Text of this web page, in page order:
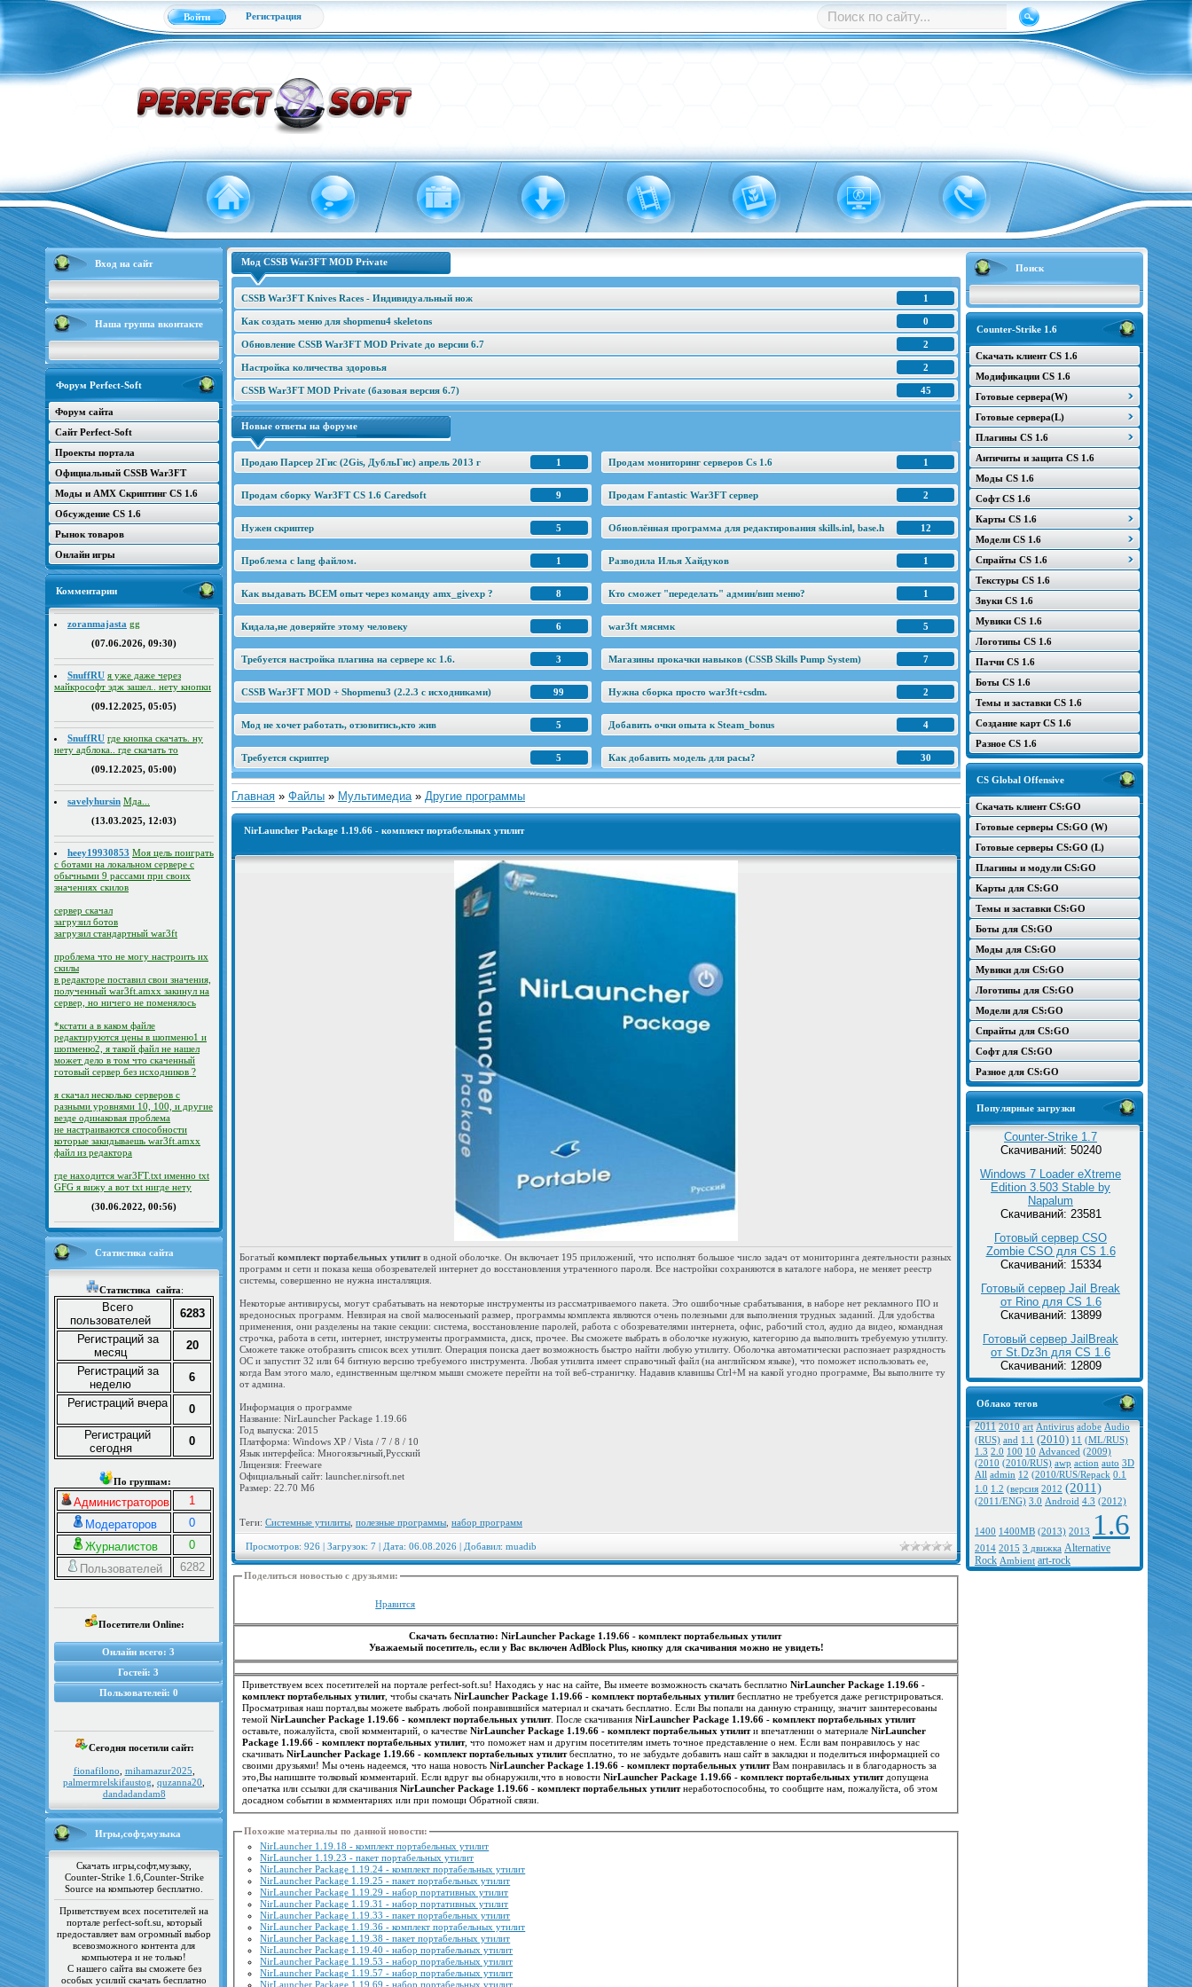
Войти Регистрация
Вход на сайт
Наша группа вконтакте
Форум Perfect-Soft
Форум сайта
Сайт Perfect-Soft
Проекты портала
Официальный CSSB War3FT
Моды и AMX Скриптинг CS 1.6
Обсуждение CS 1.6
Рынок товаров
Онлайн игры
Комментарии
zoranmajasta gg
(07.06.2026, 09:30)
SnuffRU я уже даже через
майкрософт эдж зашел.. нету кнопки
(09.12.2025, 05:05)
SnuffRU где кнопка скачать. ну
нету адблока.. где скачать то
(09.12.2025, 05:00)
savelyhursin Мда...
(13.03.2025, 12:03)
heey19930853 Моя цель поиграть
с ботами на локальном сервере с
обычными 9 рассами при своих
значениях скилов
сервер скачал
загрузил ботов
загрузил стандартный war3ft
проблема что не могу настроить их
скилы
в редакторе поставил свои значения,
полученный war3ft.amxx закинул на
сервер, но ничего не поменялось
*кстати а в каком файле
редактируются цены в шопменю1 и
шопменю2, я такой файл не нашел
может дело в том что скаченный
готовый сервер без исходников ?
я скачал несколько серверов с
разными уровнями 10, 100, и другие
везде одинаковая проблема
не настраиваются способности
которые закидываешь war3ft.amxx
файл из редактора
где находится war3FT.txt именно txt
GFG я вижу а вот txt нигде нету
(30.06.2022, 00:56)
Статистика сайта
Статистика сайта:
Всего
пользователей
6283
Регистраций за
месяц
20
Регистраций за
неделю
6
Регистраций вчера
0
Регистраций
сегодня
0
По группам:
Администраторов
1
Модераторов
0
Журналистов
0
Пользователей
6282
Посетители Online:
Онлайн всего: 3
Гостей: 3
Пользователей: 0
Сегодня посетили сайт:
fionafilono mihamazur2025
palmermrelskifaustog quzanna20
dandadandam8
Игры,софт,музыка
Скачать игры,софт,музыку,
Counter-Strike 1.6,Counter-Strike
Source на компьютер бесплатно.
Приветствуем всех посетителей на
портале perfect-soft.su, который
предоставляет вам огромный выбор
всевозможного контента для
компьютера и не только!
С нашего сайта вы сможете без
особых усилий скачать бесплатно
Поиск
Counter-Strike 1.6
Скачать клиент CS 1.6
Модификации CS 1.6
Готовые сервера(W)
Готовые сервера(L)
Плагины CS 1.6
Античиты и защита CS 1.6
Моды CS 1.6
Софт CS 1.6
Карты CS 1.6
Модели CS 1.6
Спрайты CS 1.6
Текстуры CS 1.6
Звуки CS 1.6
Мувики CS 1.6
Логотипы CS 1.6
Патчи CS 1.6
Боты CS 1.6
Темы и заставки CS 1.6
Создание карт CS 1.6
Разное CS 1.6
CS Global Offensive
Скачать клиент CS:GO
Готовые серверы CS:GO (W)
Готовые серверы CS:GO (L)
Плагины и модули CS:GO
Карты для CS:GO
Темы и заставки CS:GO
Боты для CS:GO
Моды для CS:GO
Мувики для CS:GO
Логотипы для CS:GO
Модели для CS:GO
Спрайты для CS:GO
Софт для CS:GO
Разное для CS:GO
Популярные загрузки
Counter-Strike 1.7
Скачиваний: 50240
Windows 7 Loader eXtreme
Edition 3.503 Stable by
Napalum
Скачиваний: 23581
Готовый сервер CSO
Zombie CSO для CS 1.6
Скачиваний: 15334
Готовый сервер Jail Break
от Rino для CS 1.6
Скачиваний: 13899
Готовый сервер JailBreak
от St.Dz3n для CS 1.6
Скачиваний: 12809
Облако тегов
2011 2010 art Antivirus adobe Audio
(RUS) and 1.1 (2010) 11 (ML/RUS)
1.3 2.0 100 10 Advanced (2009)
(2010 (2010/RUS) awp action auto 3D
All admin 12 (2010/RUS/Repack 0.1
1.0 1.2 (версия 2012 (2011)
(2011/ENG) 3.0 Android 4.3 (2012)
1400 1400MB (2013) 2013 1.6
2014 2015 3 движка Alternative
Rock Ambient art-rock
Мод CSSB War3FT MOD Private
1
CSSB War3FT Knives Races - Индивидуальный нож
0
Как создать меню для shopmenu4 skeletons
2
Обновление CSSB War3FT MOD Private до версии 6.7
2
Настройка количества здоровья
45
CSSB War3FT MOD Private (базовая версия 6.7)
Новые ответы на форуме
1
Продаю Парсер 2Гис (2Gis, ДубльГис) апрель 2013 г 1
Продам мониторинг серверов Cs 1.6
9
Продам сборку War3FT CS 1.6 Caredsoft 2
Продам Fantastic War3FT сервер
5
Нужен скриптер 12
Обновлённая программа для редактирования skills.inl, base.h
1
Проблема с lang файлом. 1
Разводила Илья Хайдуков
8
Как выдавать ВСЕМ опыт через команду amx_givexp ? 1
Кто сможет "переделать" админ/вип меню?
6
Кидала,не доверяйте этому человеку 5
war3ft мяснмк
3
Требуется настройка плагина на сервере кс 1.6. 7
Магазины прокачки навыков (CSSB Skills Pump System)
99
CSSB War3FT MOD + Shopmenu3 (2.2.3 c исходниками) 2
Нужна сборка просто war3ft+csdm.
5
Мод не хочет работать, отзовитись,кто жив 4
Добавить очки опыта к Steam_bonus
5
Требуется скриптер 30
Как добавить модель для расы?
Главная » Файлы » Мультимедиа » Другие программы
NirLauncher Package 1.19.66 - комплект портабельных утилит
Богатый комплект портабельных утилитв одной оболочке. Он включает 195 приложений, что исполнят большое число задач от мониторинга деятельности разных
программ и сети и показа кеша обозревателей интернет до восстановления утраченного пароля. Все настройки сохраняются в каталоге набора, не меняет реестр
системы, совершенно не нужна инсталляция.
Некоторые антивирусы, могут срабатывать на некоторые инструменты из рассматриваемого пакета. Это ошибочные срабатывания, в наборе нет рекламного ПО и
вредоносных программ. Невзирая на свой малюсенький размер, программы комплекта являются очень полезными для выполнения трудных заданий. Для удобства
применения, они разделены на такие секции: система, восстановление паролей, работа с обозревателями интернета, офис, рабочий стол, аудио да видео, командная
строчка, работа в сети, интернет, инструменты программиста, диск, прочее. Вы сможете выбрать в оболочке нужную, категорию да выполнить требуемую утилиту.
Сможете также отобразить список всех утилит. Операция поиска дает возможность быстро найти любую утилиту. Оболочка автоматически распознает разрядность
ОС и запустит 32 или 64 битную версию требуемого инструмента. Любая утилита имеет справочный файл (на английском языке), что поможет использовать ее,
когда Вам этого мало, единственным щелчком мыши сможете перейти на той веб-страничку. Надавив клавишы Ctrl+M на какой угодно программе, Вы выполните ту
от админа.
Информация о программе
Название: NirLauncher Package 1.19.66
Год выпуска: 2015
Платформа: Windows XP / Vista / 7 / 8 / 10
Язык интерфейса: Многоязычный,Русский
Лицензия: Freeware
Официальный сайт: launcher.nirsoft.net
Размер: 22.70 Мб
Теги: Системные утилиты полезные программы набор программ
Просмотров: 926 | Загрузок: 7 | Дата: 06.08.2026 | Добавил: muadib
Поделиться новостью с друзьями:
Нравится
Скачать бесплатно: NirLauncher Package 1.19.66 - комплект портабельных утилит
Уважаемый посетитель, если у Вас включен AdBlock Plus, кнопку для скачивания можно не увидеть!
Приветствуем всех посетителей на портале perfect-soft.su! Находясь у нас на сайте, Вы имеете возможность скачать бесплатноNirLauncher Package 1.19.66 -
комплект портабельных утилит, чтобы скачатьNirLauncher Package 1.19.66 - комплект портабельных утилитбесплатно не требуется даже регистрироваться.
Просматривая наш портал,вы можете выбрать любой понравившийся материал и скачать бесплатно. Если Вы попали на данную страницу, значит заинтересованы
темойNirLauncher Package 1.19.66 - комплект портабельных утилит. После скачиванияNirLauncher Package 1.19.66 - комплект портабельных утилит
оставьте, пожалуйста, свой комментарий, о качествеNirLauncher Package 1.19.66 - комплект портабельных утилити впечатлении о материалеNirLauncher
Package 1.19.66 - комплект портабельных утилит, что поможет нам и другим посетителям иметь точное представление о нем. Если вам понравилось у нас
скачиватьNirLauncher Package 1.19.66 - комплект портабельных утилитбесплатно, то не забудьте добавить наш сайт в закладки и поделиться информацией со
своими друзьями! Мы очень надеемся, что наша новостьNirLauncher Package 1.19.66 - комплект портабельных утилитВам понравилась и в благодарность за
это,Вы напишите толковый комментарий. Если вдруг вы обнаружили,что в новостиNirLauncher Package 1.19.66 - комплект портабельных утилитдопущена
опечатка или ссылки для скачиванияNirLauncher Package 1.19.66 - комплект портабельных утилитнеработоспособны, то сообщите нам, пожалуйста, об этом
досадном событии в комментариях или при помощи Обратной связи.
Похожие материалы по данной новости:
NirLauncher 1.19.18 - комплект портабельных утилит
NirLauncher 1.19.23 - пакет портабельных утилит
NirLauncher Package 1.19.24 - комплект портабельных утилит
NirLauncher Package 1.19.25 - пакет портабельных утилит
NirLauncher Package 1.19.29 - набор портативных утилит
NirLauncher Package 1.19.31 - набор портативных утилит
NirLauncher Package 1.19.33 - пакет портабельных утилит
NirLauncher Package 1.19.36 - комплект портабельных утилит
NirLauncher Package 1.19.38 - пакет портабельных утилит
NirLauncher Package 1.19.40 - набор портабельных утилит
NirLauncher Package 1.19.53 - набор портабельных утилит
NirLauncher Package 1.19.57 - набор портабельных утилит
NirLauncher Package 1.19.69 - набор портабельных утилит